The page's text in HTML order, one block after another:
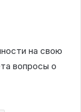
на свою
вопросы о